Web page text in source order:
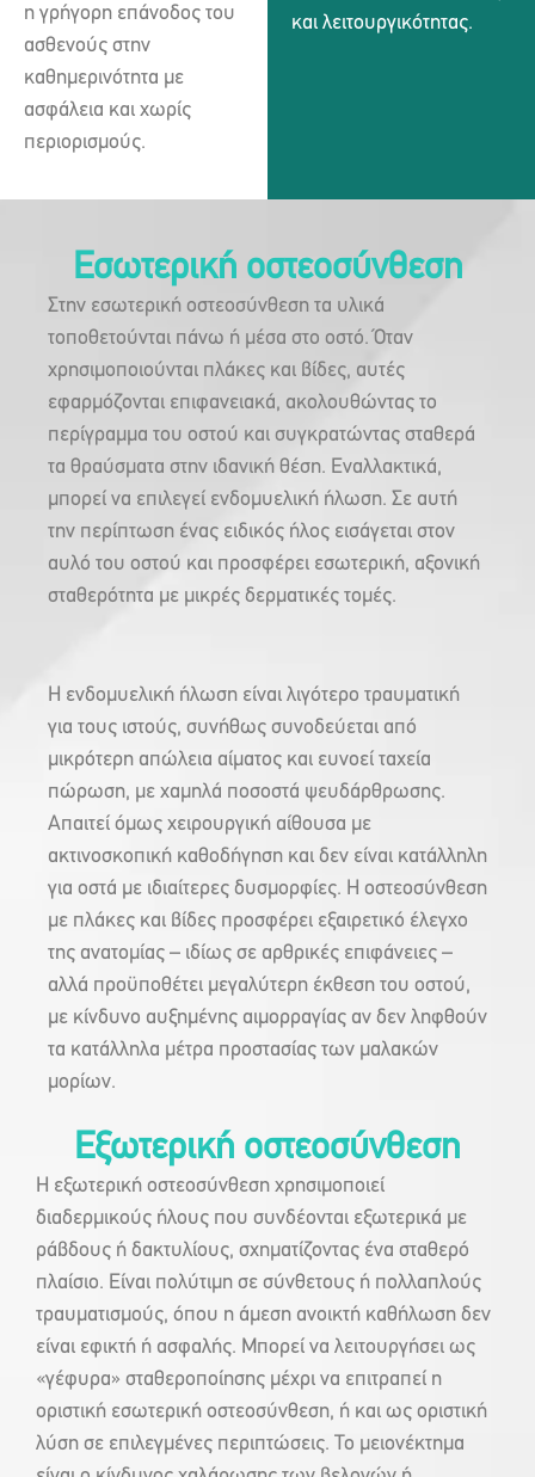
και λειτουργικότητας.
η γρήγορη επάνοδος του
ασθενούς στην
καθημερινότητα με
ασφάλεια και χωρίς
περιορισμούς.
Η εξωτερική οστεοσύνθεση χρησιμοποιεί
διαδερμικούς ήλους που συνδέονται εξωτερικά με
ράβδους ή δακτυλίους, σχηματίζοντας ένα σταθερό
πλαίσιο. Είναι πολύτιμη σε σύνθετους ή πολλαπλούς
τραυματισμούς, όπου η άμεση ανοικτή καθήλωση δεν
είναι εφικτή ή ασφαλής. Μπορεί να λειτουργήσει ως
«γέφυρα» σταθεροποίησης μέχρι να επιτραπεί η
οριστική εσωτερική οστεοσύνθεση, ή και ως οριστική
λύση σε επιλεγμένες περιπτώσεις. Το μειονέκτημα
Εξωτερική οστεοσύνθεση
Στην εσωτερική οστεοσύνθεση τα υλικά
τοποθετούνται πάνω ή μέσα στο οστό. Όταν
χρησιμοποιούνται πλάκες και βίδες, αυτές
εφαρμόζονται επιφανειακά, ακολουθώντας το
περίγραμμα του οστού και συγκρατώντας σταθερά
τα θραύσματα στην ιδανική θέση. Εναλλακτικά,
μπορεί να επιλεγεί ενδομυελική ήλωση. Σε αυτή
την περίπτωση ένας ειδικός ήλος εισάγεται στον
αυλό του οστού και προσφέρει εσωτερική, αξονική
σταθερότητα με μικρές δερματικές τομές.
Η ενδομυελική ήλωση είναι λιγότερο τραυματική
για τους ιστούς, συνήθως συνοδεύεται από
μικρότερη απώλεια αίματος και ευνοεί ταχεία
πώρωση, με χαμηλά ποσοστά ψευδάρθρωσης.
Απαιτεί όμως χειρουργική αίθουσα με
ακτινοσκοπική καθοδήγηση και δεν είναι κατάλληλη
για οστά με ιδιαίτερες δυσμορφίες. Η οστεοσύνθεση
με πλάκες και βίδες προσφέρει εξαιρετικό έλεγχο
της ανατομίας – ιδίως σε αρθρικές επιφάνειες –
αλλά προϋποθέτει μεγαλύτερη έκθεση του οστού,
με κίνδυνο αυξημένης αιμορραγίας αν δεν ληφθούν
τα κατάλληλα μέτρα προστασίας των μαλακών
μορίων.
Εσωτερική οστεοσύνθεση